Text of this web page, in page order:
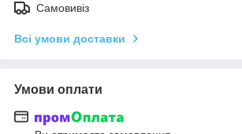
Самовивіз
Всі умови доставки
Умови оплати